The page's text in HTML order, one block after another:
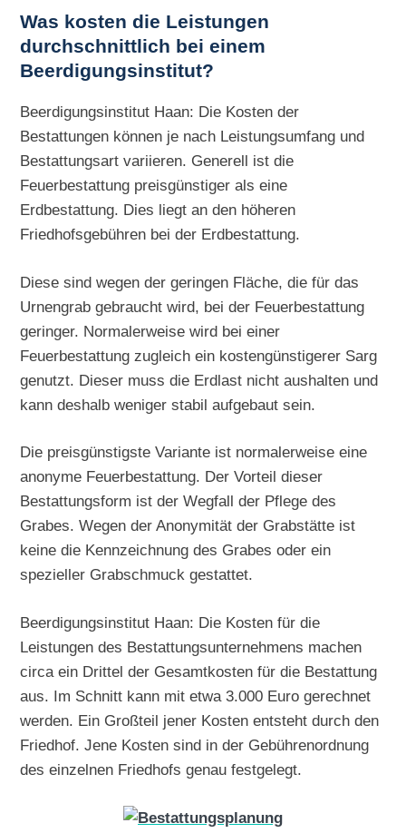
Was kosten die Leistungen
durchschnittlich bei einem
Beerdigungsinstitut?
Beerdigungsinstitut Haan: Die Kosten der
Bestattungen können je nach Leistungsumfang und
Bestattungsart variieren. Generell ist die
Feuerbestattung preisgünstiger als eine
Erdbestattung. Dies liegt an den höheren
Friedhofsgebühren bei der Erdbestattung.
Diese sind wegen der geringen Fläche, die für das
Urnengrab gebraucht wird, bei der Feuerbestattung
geringer. Normalerweise wird bei einer
Feuerbestattung zugleich ein kostengünstigerer Sarg
genutzt. Dieser muss die Erdlast nicht aushalten und
kann deshalb weniger stabil aufgebaut sein.
Die preisgünstigste Variante ist normalerweise eine
anonyme Feuerbestattung. Der Vorteil dieser
Bestattungsform ist der Wegfall der Pflege des
Grabes. Wegen der Anonymität der Grabstätte ist
keine die Kennzeichnung des Grabes oder ein
spezieller Grabschmuck gestattet.
Beerdigungsinstitut Haan: Die Kosten für die
Leistungen des Bestattungsunternehmens machen
circa ein Drittel der Gesamtkosten für die Bestattung
aus. Im Schnitt kann mit etwa 3.000 Euro gerechnet
werden. Ein Großteil jener Kosten entsteht durch den
Friedhof. Jene Kosten sind in der Gebührenordnung
des einzelnen Friedhofs genau festgelegt.